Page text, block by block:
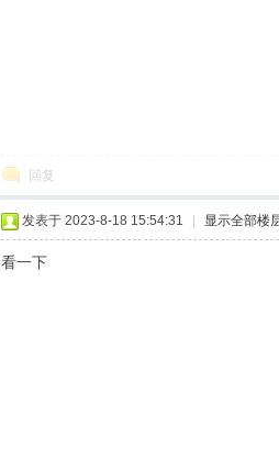
回复
发表于 2023-8-18 15:54:31 显示全部楼
看一下